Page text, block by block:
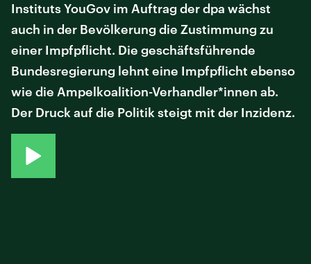
Instituts YouGov im Auftrag der dpa wächst
auch in der Bevölkerung die Zustimmung zu
einer Impfpflicht. Die geschäftsführende
Bundesregierung lehnt eine Impfpflicht ebenso
wie die Ampelkoalition-Verhandler*innen ab.
Der Druck auf die Politik steigt mit der Inzidenz.